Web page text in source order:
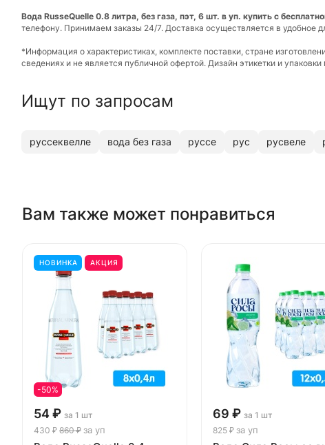
Вода RusseQuelle 0.8 литра, без газа, пэт, 6 шт. в уп. купить с
телефону. Принимаем заказы 24/7. Доставка осуществляется в удобное
*Информация о характеристиках, комплекте поставки, стране
сведениях и не является публичной офертой. Дизайн этикетки и
Ищут по запросам
руссеквелле вода без газа руссе рус русвеле
Вам также может понравиться
НОВИНКА АКЦИЯ
-50%
54 ₽ за 1 шт
430 ₽ 860 ₽ за уп
69 ₽ за 1 шт
825 ₽ за уп